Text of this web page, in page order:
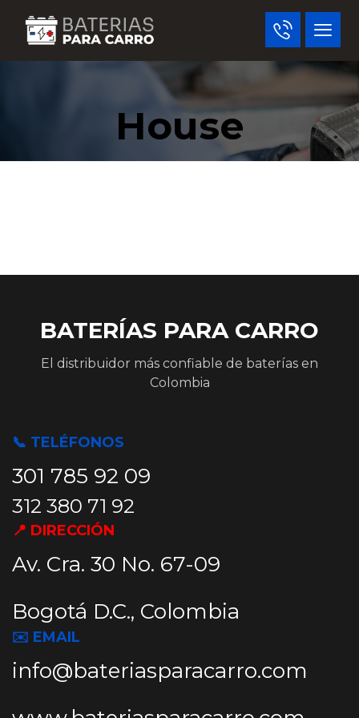
House
BATERÍAS PARA CARRO
El distribuidor más confiable de baterías en
Colombia
📞 TELÉFONOS
301 785 92 09
312 380 71 92
📍 DIRECCIÓN
Av. Cra. 30 No. 67-09
Bogotá D.C., Colombia
✉️ EMAIL
info@bateriasparacarro.com